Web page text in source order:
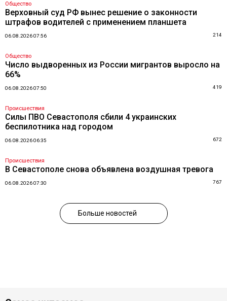
Общество
Верховный суд РФ вынес решение о законности
штрафов водителей с применением планшета
06.08.2026 07:56 214
Общество
Число выдворенных из России мигрантов выросло на
66%
06.08.2026 07:50 419
Происшествия
Силы ПВО Севастополя сбили 4 украинских
беспилотника над городом
06.08.2026 06:35 672
Происшествия
В Севастополе снова объявлена воздушная тревога
06.08.2026 07:30 767
Больше новостей